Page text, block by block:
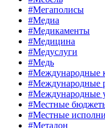
#Мегаполисы
#Медиа
#Медикаменты
#Медицина
#Медуслуги
#Медь
#Международные
#Международные
#Международные
#Местные
#Местные
#Метадон